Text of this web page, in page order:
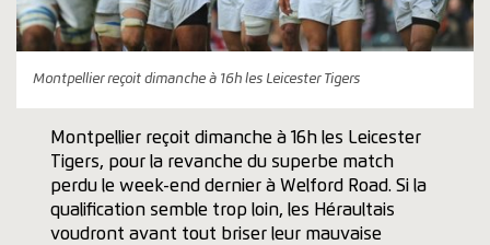
Montpellier reçoit dimanche à 16h les Leicester Tigers
Montpellier reçoit dimanche à 16h les Leicester
Tigers, pour la revanche du superbe match
perdu le week-end dernier à Welford Road. Si la
qualification semble trop loin, les Héraultais
voudront avant tout briser leur mauvaise